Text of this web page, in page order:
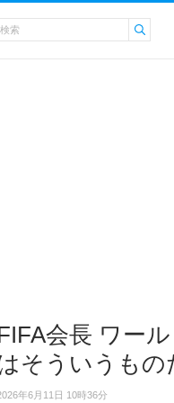
会長 ワー
そういうもの
年6月11日 10時36分